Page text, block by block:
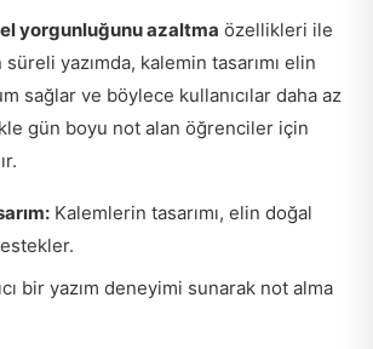
el yorgunluğunu azaltma özellikleri ile
yazımda, kalemin tasarımı elin
sağlar ve böylece kullanıcılar daha az
gün boyu not alan öğrenciler için
Kalemlerin tasarımı, elin doğal
bir yazım deneyimi sunarak not alma